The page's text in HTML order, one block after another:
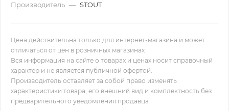
Производитель — STOUT
Цена действительна только для интернет-магазина и может
отличаться от цен в розничных магазинах
Вся информация на сайте о товарах и ценах носит справочный
характер и не является публичной офертой.
Производитель оставляет за собой право изменять
характеристики товара, его внешний вид и комплектность без
предварительного уведомления продавца